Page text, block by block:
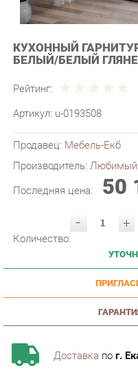
КУХОННЫЙ
БЕЛЫЙ/БЕЛЫЙ
Артикул: u-0193508
Производитель:Любимый
Последняя цена: 50
-
Доставкапог.